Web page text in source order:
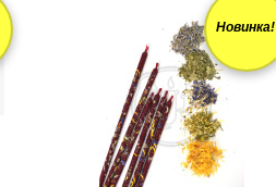
Новинка!